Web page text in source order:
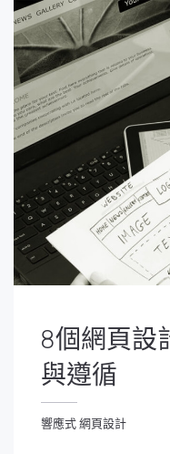
8個網頁設
與遵循
響應式 網頁設計